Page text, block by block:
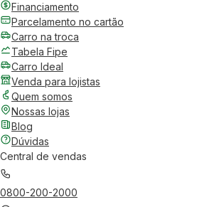
Financiamento
Parcelamento no cartão
Carro na troca
Tabela Fipe
Carro Ideal
Venda para lojistas
Quem somos
Nossas lojas
Blog
Dúvidas
Central de vendas
0800-200-2000